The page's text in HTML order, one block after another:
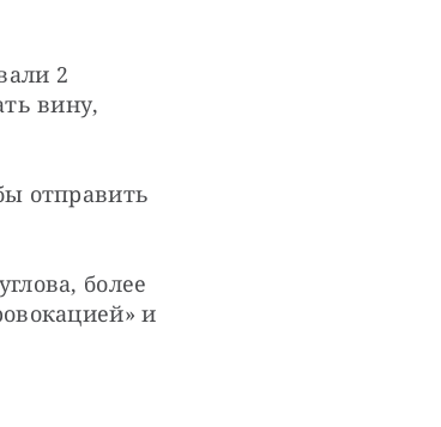
2
вину,
отправить
более
и